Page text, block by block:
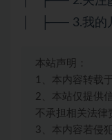
│ ├── 3.我的
本站声明：
1、本内容转载
2、本站仅提供
不承担相关法律
3、本内容若侵